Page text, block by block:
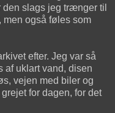
slags jeg trænger til
men også føles som
efter. Jeg var så
af uklart vand, disen
vejen med biler og
for dagen, for det